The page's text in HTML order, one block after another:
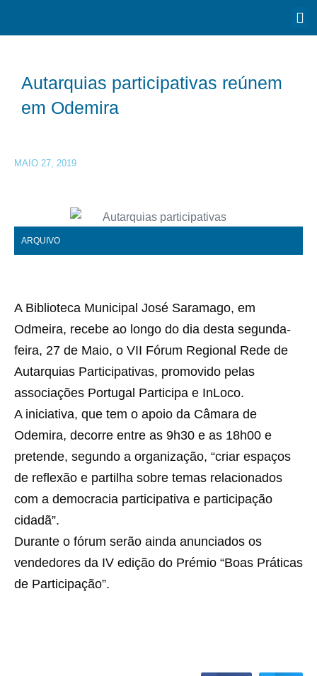
Autarquias participativas reúnem
em Odemira
MAIO 27, 2019
ARQUIVO
A Biblioteca Municipal José Saramago, em
Odmeira, recebe ao longo do dia desta segunda-
feira, 27 de Maio, o VII Fórum Regional Rede de
Autarquias Participativas, promovido pelas
associações Portugal Participa e InLoco.
A iniciativa, que tem o apoio da Câmara de
Odemira, decorre entre as 9h30 e as 18h00 e
pretende, segundo a organização, “criar espaços
de reflexão e partilha sobre temas relacionados
com a democracia participativa e participação
cidadã”.
Durante o fórum serão ainda anunciados os
vendedores da IV edição do Prémio “Boas Práticas
de Participação”.